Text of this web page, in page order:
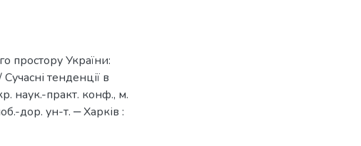
простору України:
тенденції в
наук.-практ. конф., м.
дор. ун-т. ‒ Харків :